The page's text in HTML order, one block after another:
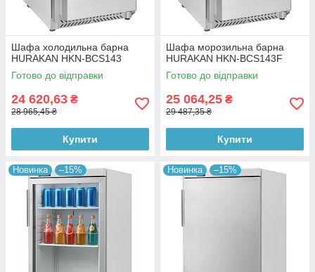
Шафа холодильна барна
HURAKAN HKN-BCS143
Готово до відправки
24 620,63 ₴
28 965,45 ₴
Купити
Шафа морозильна барна
HURAKAN HKN-BCS143F
Готово до відправки
25 064,25 ₴
29 487,35 ₴
Купити
Новинка –15% Новинка –15%